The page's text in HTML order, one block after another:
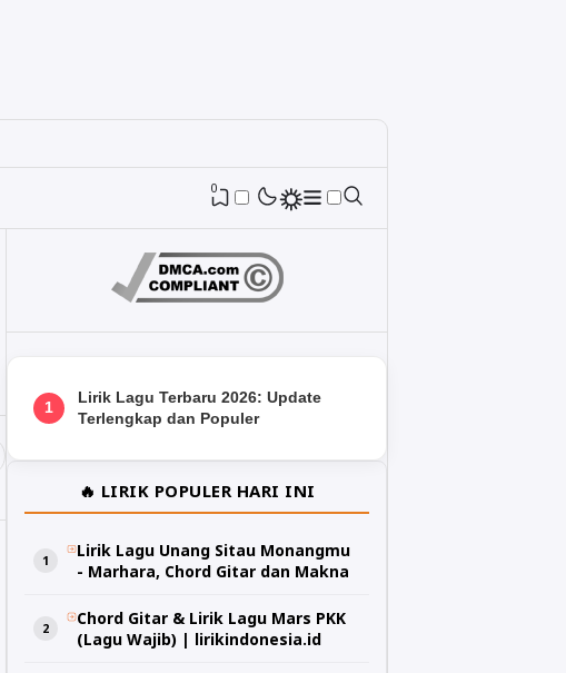
0
1
Lirik Lagu Terbaru 2026: Update
Terlengkap dan Populer
🔥 LIRIK POPULER HARI INI
Lirik Lagu Unang Sitau Monangmu
- Marhara, Chord Gitar dan Makna
Chord Gitar & Lirik Lagu Mars PKK
(Lagu Wajib) | lirikindonesia.id